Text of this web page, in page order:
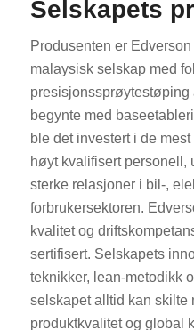
Selskapets
Produsenten er
malaysisk selskap med
presisjonssprøytestøping
begynte med
ble det investert i de
høyt kvalifisert personell,
sterke relasjoner i bil-,
forbrukersektoren.
kvalitet og
sertifisert. Selskapets
teknikker, lean-metodikk
selskapet alltid kan skilte
produktkvalitet og global